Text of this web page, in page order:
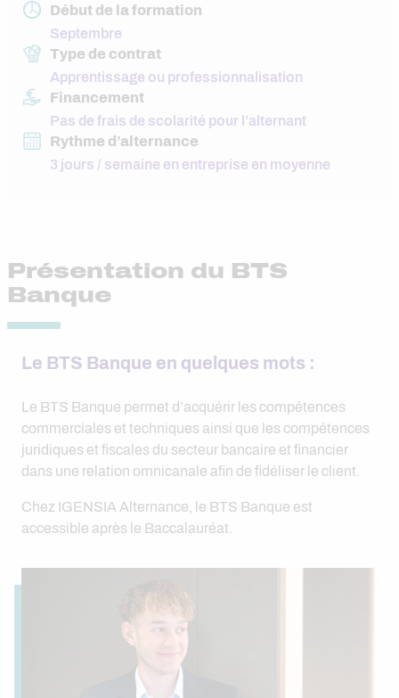
Début de la formation
Septembre
Type de contrat
Apprentissage ou professionnalisation
Financement
Pas de frais de scolarité pour l’alternant
Rythme d’alternance
3 jours / semaine en entreprise en moyenne
Présentation du BTS
Banque
Le BTS Banque en quelques mots :
Le BTS Banque permet d’acquérir les compétences
commerciales et techniques ainsi que les compétences
juridiques et fiscales du secteur bancaire et financier
dans une relation omnicanale afin de fidéliser le client.
Chez IGENSIA Alternance, le BTS Banque est
accessible après le Baccalauréat.